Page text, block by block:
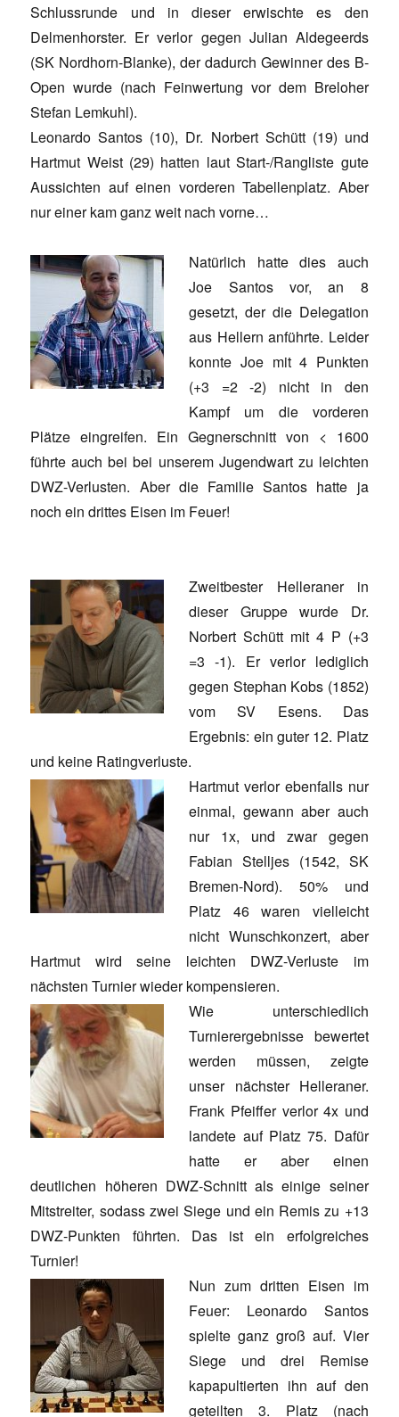
Schlussrunde und in dieser erwischte es den
Delmenhorster. Er verlor gegen Julian Aldegeerds
(SK Nordhorn-Blanke), der dadurch Gewinner des B-
Open wurde (nach Feinwertung vor dem Breloher
Stefan Lemkuhl).
Leonardo Santos (10), Dr. Norbert Schütt (19) und
Hartmut Weist (29) hatten laut Start-/Rangliste gute
Aussichten auf einen vorderen Tabellenplatz. Aber
nur einer kam ganz weit nach vorne…
Natürlich hatte dies auch
Joe Santos vor, an 8
gesetzt, der die Delegation
aus Hellern anführte. Leider
konnte Joe mit 4 Punkten
(+3 =2 -2) nicht in den
Kampf um die vorderen
Plätze eingreifen. Ein Gegnerschnitt von < 1600
führte auch bei bei unserem Jugendwart zu leichten
DWZ-Verlusten. Aber die Familie Santos hatte ja
noch ein drittes Eisen im Feuer!
Zweitbester Helleraner in
dieser Gruppe wurde Dr.
Norbert Schütt mit 4 P (+3
=3 -1). Er verlor lediglich
gegen Stephan Kobs (1852)
vom SV Esens. Das
Ergebnis: ein guter 12. Platz
und keine Ratingverluste.
Hartmut verlor ebenfalls nur
einmal, gewann aber auch
nur 1x, und zwar gegen
Fabian Stelljes (1542, SK
Bremen-Nord). 50% und
Platz 46 waren vielleicht
nicht Wunschkonzert, aber
Hartmut wird seine leichten DWZ-Verluste im
nächsten Turnier wieder kompensieren.
Wie unterschiedlich
Turnierergebnisse bewertet
werden müssen, zeigte
unser nächster Helleraner.
Frank Pfeiffer verlor 4x und
landete auf Platz 75. Dafür
hatte er aber einen
deutlichen höheren DWZ-Schnitt als einige seiner
Mitstreiter, sodass zwei Siege und ein Remis zu +13
DWZ-Punkten führten. Das ist ein erfolgreiches
Turnier!
Nun zum dritten Eisen im
Feuer: Leonardo Santos
spielte ganz groß auf. Vier
Siege und drei Remise
kapapultierten ihn auf den
geteilten 3. Platz (nach